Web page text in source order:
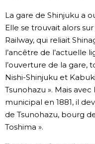
La gare de Shinjuku a
Elle se trouvait alors
Railway, qui reliait
l’ancêtre de l’actuelle
l’ouverture de la gare,
Nishi-Shinjuku et
Tsunohazu ». Mais
municipal en 1881, il
de Tsunohazu, bourg
Toshima ».